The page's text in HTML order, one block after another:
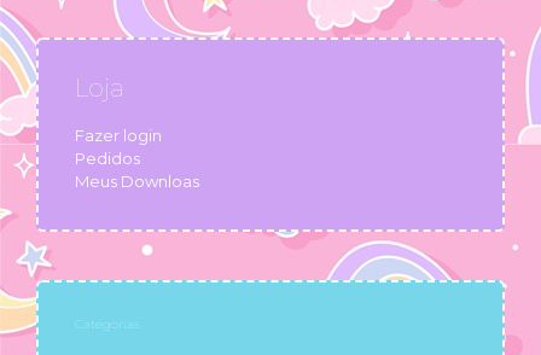
Loja
Fazer login
Pedidos
Meus Downloas
Categorias